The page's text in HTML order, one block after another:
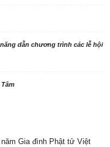
dẫn chương trình các lễ hội
Gia đình Phật tử Việt